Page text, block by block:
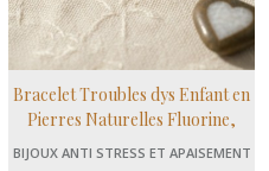
Bracelet Troubles dys Enfant en
Pierres Naturelles Fluorine,
Cornaline et Aventurine
BIJOUX ANTI STRESS ET APAISEMENT